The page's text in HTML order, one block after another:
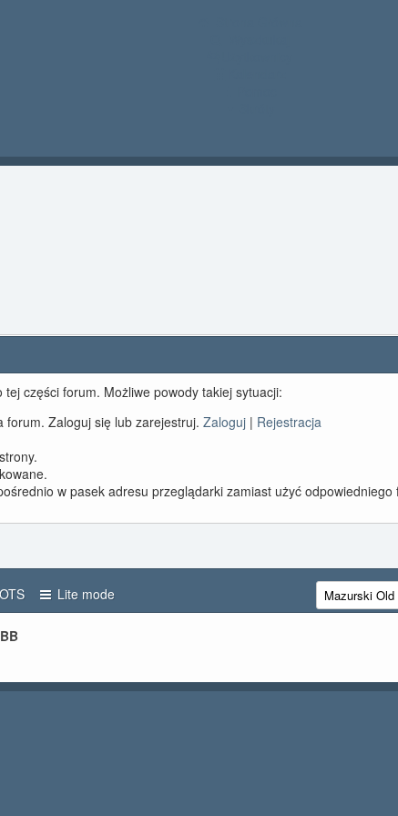
części forum. Możliwe powody takiej sytuacji:
forum. Zaloguj się lub zarejestruj. Zaloguj| Rejestracja
w pasek adresu przeglądarki zamiast użyć
Lite mode